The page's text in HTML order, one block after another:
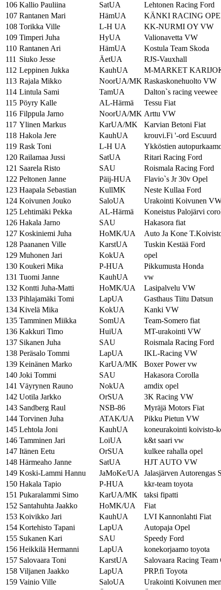
106 Kallio Pauliina SatUA
Lehtonen Racing Ford
107 Rantanen Mari HämUA
KÄNKI RACING
108 Torikka Ville L-H UA
KK-NURMI OY VW
109 Timperi Juha HyUA
Valionavetta VW
110 Rantanen Ari HämUA
Kostula Team Skoda
111 Siuko Jesse ÄetUA
RJS-Vauxhall
112 Leppinen Jukka KauhUA
M-MARKET
113 Rajala Mikko NoorUA/MK Raskaskonehuolto VW
114 Lintula Sami TamUA
Dalton`s racing veewee
115 Pöyry Kalle AL-Härmä
Tessu Fiat
116 Filppula Jarno NoorUA/MK Arttu VW
117 Ylinen Markus KarUA/MK
Karvian Betoni Fiat
118 Hakola Jere KauhUA
krouvi.Fi '-ord Escuurd
119 Rask Toni L-H UA
Ykköstien
120 Railamaa Jussi SatUA
Ritari Racing Ford
121 Saarela Risto SAU
Roismala Racing Ford
122 Peltonen Janne Päij-HUA
Flavio`s Jr 30v Opel
123 Haapala Sebastian KullMK
Neste Kullaa Ford
124 Koivunen Jouko SaloUA
Urakointi Koivunen
125 Lehtimäki Pekka AL-Härmä
Koneistus Palojärvi
126 Hakala Jarno SAU
Hakasora fiat
127 Koskiniemi Juha HoMK/UA
Auto Ja Kone
128 Paananen Ville KarstUA
Tuskin Kestää Ford
129 Muhonen Jari KokUA
opel
130 Koukeri Mika P-HUA
Pikkumusta Honda
131 Tuomi Janne KauhUA
vw
132 Kontti Juha-Matti HoMK/UA
Lasipalvelu VW
133 Pihlajamäki Tomi LapUA
Gasthaus Tiitu Datsun
134 Kivelä Mika KokUA
Kanki VW
135 Tamminen Miikka SomUA
Team-Somero fiat
136 Kakkuri Timo HuiUA
MT-urakointi VW
137 Sikanen Juha SAU
Roismala Racing Ford
138 Peräsalo Tommi LapUA
IKL-Racing VW
139 Keinänen Marko KarUA/MK
Boxer Power vw
140 Joki Tommi SAU
Hakasora Corolla
141 Väyrynen Rauno NokUA
amdix opel
142 Uotila Jarkko OrSUA
3K Racing VW
143 Sandberg Raul NSB-86
Myräjä Motors Fiat
144 Torvinen Juha ATAK/UA
Pikku Pietun VW
145 Lehtola Joni KauhUA
koneurakointi koivisto-
146 Tamminen Jari LoiUA
k&t saari vw
147 Itänen Eetu OrSUA
kulkee rahalla opel
148 Härmeaho Janne SatUA
HJT AUTO VW
149 Koski-Lammi Hannu JaMoKe/UA
Jalasjärven Autorengas
150 Hakala Tapio P-HUA
kkr-team toyota
151 Pukaralammi Simo KarUA/MK
taksi fipatti
152 Santahuhta Jaakko HoMK/UA
Fiat
153 Koivikko Jari KauhUA
LVI Kannonlahti Fiat
154 Kortehisto Tapani LapUA
Autopaja Opel
155 Sukanen Kari SAU
Speedy Ford
156 Heikkilä Hermanni LapUA
konekorjaamo toyota
157 Salovaara Toni KarstUA
Salovaara Racing Team
158 Viljanen Jaakko LapUA
PRP.fi Toyota
159 Vainio Ville SaloUA
Urakointi Koivunen